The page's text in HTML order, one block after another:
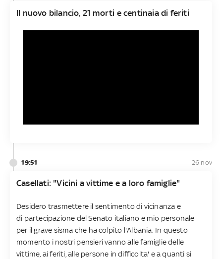
Il nuovo bilancio, 21 morti e centinaia di feriti
19:51 26 nov
Casellati: "Vicini a vittime e a loro famiglie"
Desidero trasmettere il sentimento di vicinanza e
di partecipazione del Senato italiano e mio personale
per il grave sisma che ha colpito l'Albania. In questo
momento i nostri pensieri vanno alle famiglie delle
vittime, ai feriti, alle persone in difficolta' e a quanti si